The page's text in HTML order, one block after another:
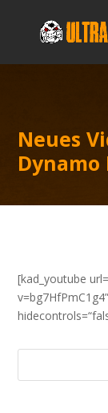
Neu­es
Dyna­mo
[kad_youtube